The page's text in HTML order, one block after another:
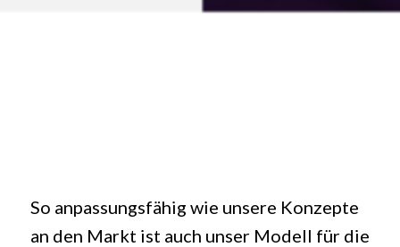
So anpassungsfähig wie unsere Konzepte
an den Markt ist auch unser Modell für die